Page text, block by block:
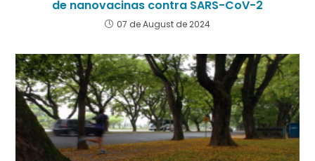
de nanovacinas contra SARS-CoV-2
07 de August de 2024